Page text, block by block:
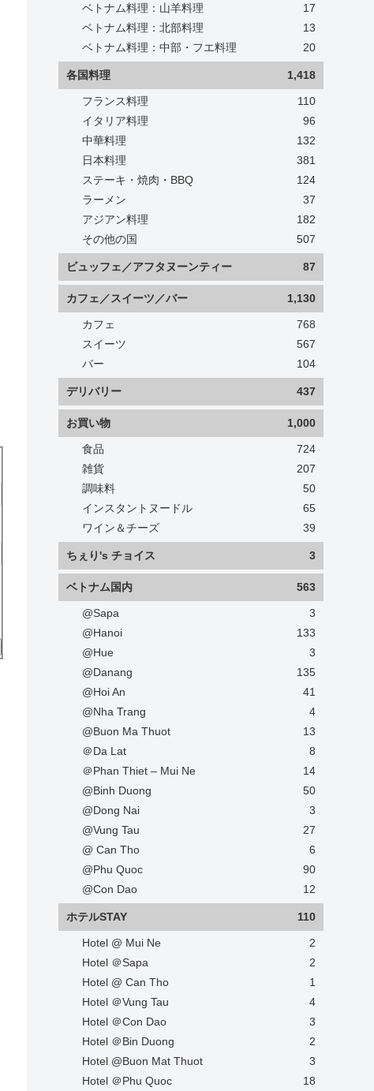
ベトナム料理：山羊料理
17
ベトナム料理：北部料理
13
ベトナム料理：中部・フエ料理
20
各国料理 1,418
フランス料理
110
イタリア料理
96
中華料理
132
日本料理
381
ステーキ・焼肉・BBQ
124
ラーメン
37
アジアン料理
182
その他の国
507
ビュッフェ／アフタヌーンティー 87
カフェ／スイーツ／バー 1,130
カフェ
768
スイーツ
567
バー
104
デリバリー 437
お買い物 1,000
食品
724
雑貨
207
調味料
50
インスタントヌードル
65
ワイン＆チーズ
39
ちぇり's チョイス 3
ベトナム国内 563
@Sapa
3
@Hanoi
133
@Hue
3
@Danang
135
@Hoi An
41
@Nha Trang
4
@Buon Ma Thuot
13
＠Da Lat
8
＠Phan Thiet – Mui Ne
14
@Binh Duong
50
@Dong Nai
3
@Vung Tau
27
@ Can Tho
6
@Phu Quoc
90
@Con Dao
12
ホテルSTAY 110
Hotel @ Mui Ne
2
Hotel ＠Sapa
2
Hotel @ Can Tho
1
Hotel ＠Vung Tau
4
Hotel ＠Con Dao
3
Hotel ＠Bin Duong
2
Hotel @Buon Mat Thuot
3
Hotel ＠Phu Quoc
18